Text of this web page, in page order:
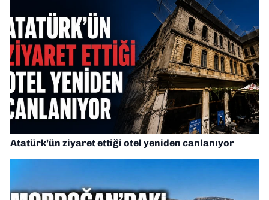
Atatürk’ün ziyaret ettiği otel yeniden canlanıyor